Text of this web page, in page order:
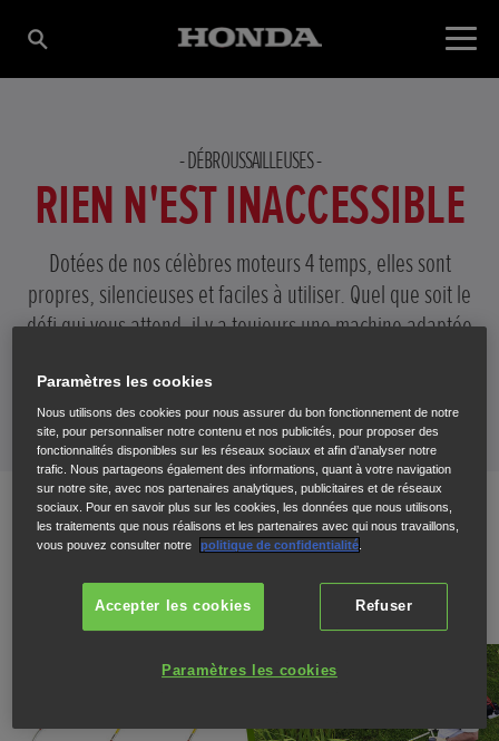
DÉBROUSSAILLEUSES
RIEN N'EST INACCESSIBLE
Dotées de nos célèbres moteurs 4 temps, elles sont
propres, silencieuses et faciles à utiliser. Quel que soit le
défi qui vous attend, il y a toujours une machine adaptée
Débroussailleuses
Paramètres les cookies
Nous utilisons des cookies pour nous assurer du bon fonctionnement de notre
site, pour personnaliser notre contenu et nos publicités, pour proposer des
fonctionnalités disponibles sur les réseaux sociaux et afin d’analyser notre
trafic. Nous partageons également des informations, quant à votre navigation
sur notre site, avec nos partenaires analytiques, publicitaires et de réseaux
sociaux. Pour en savoir plus sur les cookies, les données que nous utilisons,
les traitements que nous réalisons et les partenaires avec qui nous travaillons,
vous pouvez consulter notre
politique de confidentialité
Refuser
Accepter les cookies
Paramètres les cookies